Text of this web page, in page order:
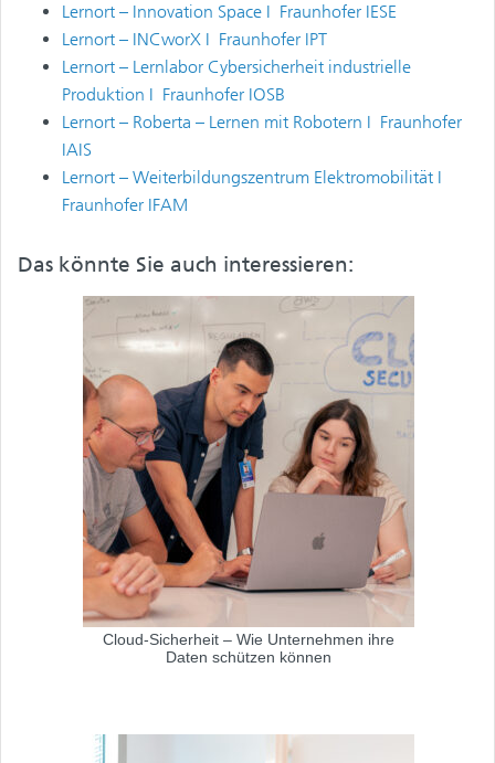
Lernort – Innovation Space I Fraunhofer IESE
Lernort – INCworX I Fraunhofer IPT
Lernort – Lernlabor Cybersicherheit industrielle
Produktion I Fraunhofer IOSB
Lernort – Roberta – Lernen mit Robotern I Fraunhofer
IAIS
Lernort – Weiterbildungszentrum Elektromobilität I
Fraunhofer IFAM
Das könnte Sie auch interessieren:
Cloud-Sicherheit – Wie Unternehmen ihre
Daten schützen können